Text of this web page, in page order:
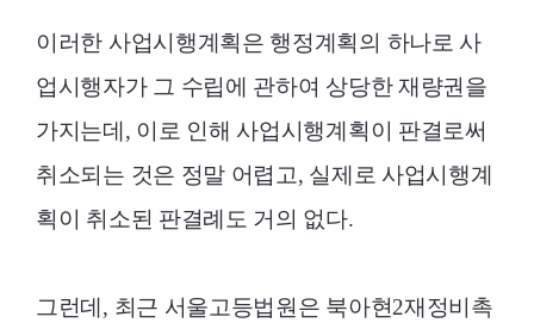
이러한 사업시행계획은 행정계획의 하나로 사
업시행자가 그 수립에 관하여 상당한 재량권을
가지는데, 이로 인해 사업시행계획이 판결로써
취소되는 것은 정말 어렵고, 실제로 사업시행계
획이 취소된 판결례도 거의 없다.
그런데, 최근 서울고등법원은 북아현2재정비촉